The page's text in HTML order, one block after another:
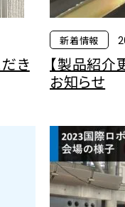
き
新着情報
【製品紹介
お知らせ